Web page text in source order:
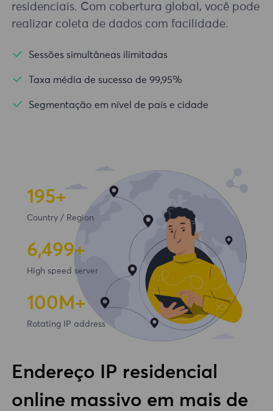
residenciais. Com cobertura global, você pode
realizar coleta de dados com facilidade.
Sessões simultâneas ilimitadas
Taxa média de sucesso de 99,95%
Segmentação em nível de país e cidade
Endereço IP residencial
online massivo em mais de
195+
Country / Region
6,500+
High speed server
100 M+
Rotating IP address